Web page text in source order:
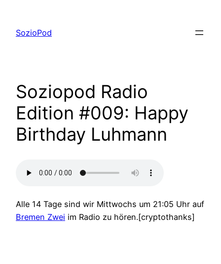
springen
SozioPod
Soziopod Radio
Edition #009: Happy
Birthday Luhmann
Alle 14 Tage sind wir Mittwochs um 21:05 Uhr auf
Bremen Zwei im Radio zu hören.[cryptothanks]